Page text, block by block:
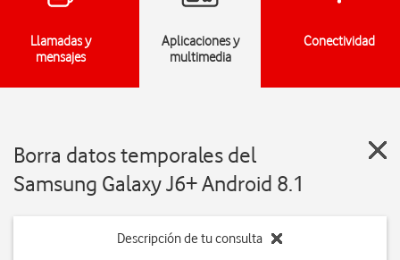
Llamadas y
mensajes
Aplicaciones y
multimedia
Conectividad
Borra datos temporales del
Samsung Galaxy J6+ Android 8.1
Descripción de tu consulta